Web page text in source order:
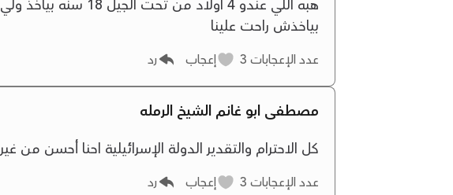
بياخذش راحت علينا
عدد الإعجابات إعجاب رد
مصطفى ابو غانم الشيخ الرمله
كل الاحترام والتقدير الدولة الإسرائيلية احنا أحسن من
عدد الإعجابات إعجاب رد